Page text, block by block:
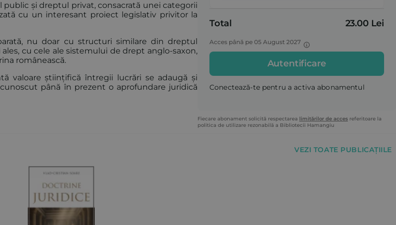
și dreptul privat, consacrată unei categorii
cu un interesant proiect legislativ privitor la
nu doar cu structuri similare din dreptul
cu cele ale sistemului de drept anglo-saxon,
românească.
valoare științifică întregii lucrări se adaugă și
până în prezent o aprofundare juridică
Total 23.00 Lei
Acces până pe 05 August 2027
Autentificare
Conectează-te pentru a activa abonamentul
Fiecare abonament solicită respectarea limitărilor de acces referitoare la
politica de utilizare rezonabilă a Bibliotecii Hamangiu
VEZI TOATE PUBLICAȚIILE